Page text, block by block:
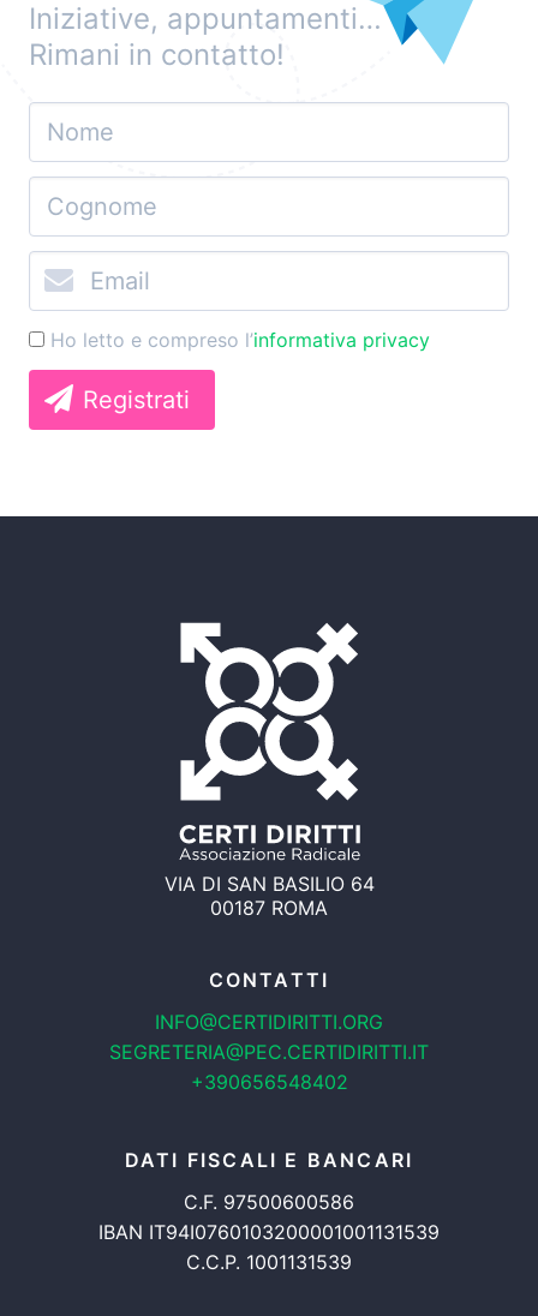
Iniziative, appuntamenti…
Rimani in contatto!
Ho letto e compreso l’informativa privacy
Registrati
VIA DI SAN BASILIO 64
00187 ROMA
CONTATTI
INFO@CERTIDIRITTI.ORG
SEGRETERIA@PEC.CERTIDIRITTI.IT
+390656548402
DATI FISCALI E BANCARI
C.F. 97500600586
IBAN IT94I0760103200001001131539
C.C.P. 1001131539